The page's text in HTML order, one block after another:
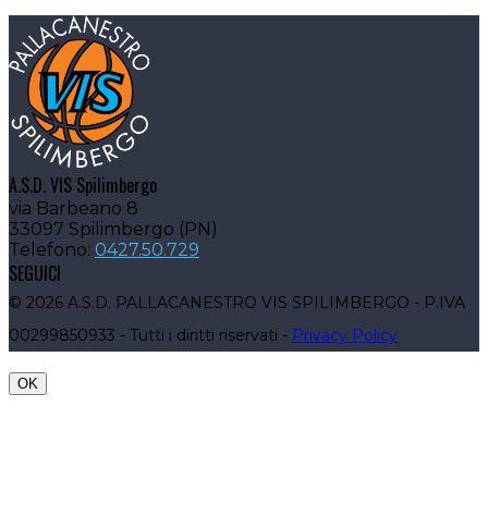
A.S.D. VIS Spilimbergo
via Barbeano 8
33097 Spilimbergo (PN)
Telefono: 0427.50.729
SEGUICI
© 2026 A.S.D. PALLACANESTRO VIS SPILIMBERGO - P.IVA
00299850933 - Tutti i diritti riservati - Privacy Policy
OK